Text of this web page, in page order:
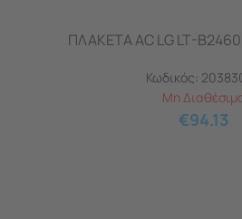
ΠΛΑΚΕΤΑ AC LG LT-
Κωδικός:
Μη
€94.13